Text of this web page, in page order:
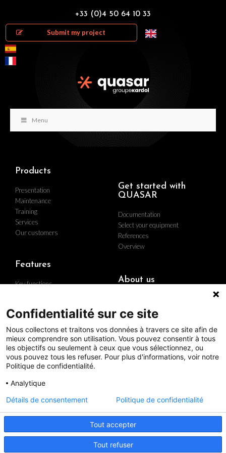
+33 (0)4 50 64 10 33
Submit my project
Menu
Products
Presentation
Maintenance
Training
Services
Our customers
Get started with
QUASAR
Documentation
Select your equipment
References
Overview
Features
Key functions
About us
Find us
Contact us
Career
The group
Quality policy
Follow us
Ce site web utilise des cookies pour améliorer votre expérience
de navigation et mesurer l'audience. Cliquez sur le bouton
d'acceptation pour continuer la navigation.
Confidentialité sur ce site
Nous collectons et traitons vos données à travers ce site afin de
mieux comprendre son utilisation. Vous pouvez consentir à tous
les objectifs ou seulement à ceux que vous sélectionnez, ou
vous pouvez tous les refuser. Pour plus d'informations, voir notre
Politique de confidentialité.
Analytique
Tout accepter
Tout refuser
Détails de consentement Politique de confidentialité